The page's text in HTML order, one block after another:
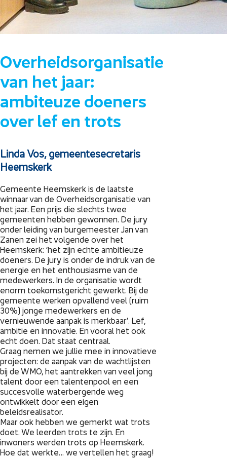
Overheidsorganisatie
van het jaar:
ambiteuze doeners
over lef en trots
Linda Vos, gemeentesecretaris
Heemskerk
Gemeente Heemskerk is de laatste
winnaar van de Overheidsorganisatie van
het jaar. Een prijs die slechts twee
gemeenten hebben gewonnen. De jury
onder leiding van burgemeester Jan van
Zanen zei het volgende over het
Heemskerk: ‘het zijn echte ambitieuze
doeners. De jury is onder de indruk van de
energie en het enthousiasme van de
medewerkers. In de organisatie wordt
enorm toekomstgericht gewerkt. Bij de
gemeente werken opvallend veel (ruim
30%) jonge medewerkers en de
vernieuwende aanpak is merkbaar’. Lef,
ambitie en innovatie. En vooral het ook
echt doen. Dat staat centraal.
Graag nemen we jullie mee in innovatieve
projecten: de aanpak van de wachtlijsten
bij de WMO, het aantrekken van veel jong
talent door een talentenpool en een
succesvolle waterbergende weg
ontwikkelt door een eigen
beleidsrealisator.
Maar ook hebben we gemerkt wat trots
doet. We leerden trots te zijn. En
inwoners werden trots op Heemskerk.
Hoe dat werkte… we vertellen het graag!